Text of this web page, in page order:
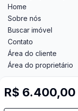
R$ 6.400,00
Home
Sobre nós
Buscar imóvel
Contato
Área do cliente
Área do proprietário